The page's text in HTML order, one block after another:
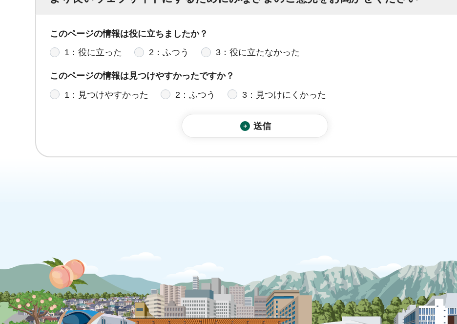
このページの情報は役に立ちましたか？
1：役に立った
2：ふつう 3：役に立たなかった
このページの情報は見つけやすかったですか？
1：見つけやすかった
2：ふつう 3：見つけにくかった